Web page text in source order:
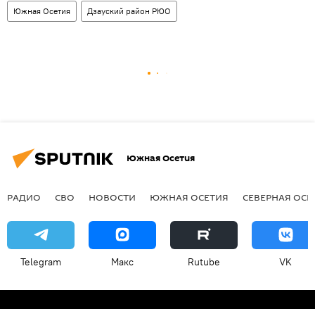
Южная Осетия Дзауский район РЮО
Южная Осетия
РАДИО СВО НОВОСТИ ЮЖНАЯ ОСЕТИЯ СЕВЕРНАЯ
Telegram Макс Rutube VK